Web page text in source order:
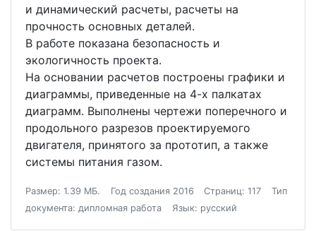
и динамический расчеты, расчеты на
прочность основных деталей.
В работе показана безопасность и
экологичность проекта.
На основании расчетов построены графики и
диаграммы, приведенные на 4-х палкатах
диаграмм. Выполнены чертежи поперечного и
продольного разрезов проектируемого
двигателя, принятого за прототип, а также
системы питания газом.
Размер: 1.39 МБ. Год создания 2016 Страниц: 117
Тип
документа: дипломная работа
Язык: русский